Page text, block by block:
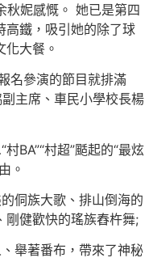
秋妮感慨。 她已是第四
高鐵，吸引她的除了球
大餐。
名參演的節目就排滿
主席、車民小學校長楊
BA”“村超”颳起的“最炫
。
侗族大歌、排山倒海的
剛健歡快的瑤族舂杵舞;
舉著番布，帶來了神秘